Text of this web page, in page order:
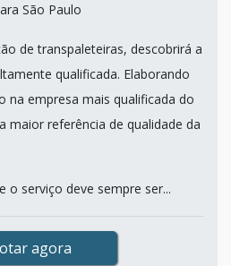
São Paulo
de transpaleteiras, descobrirá a
qualificada. Elaborando
na empresa mais qualificada do
maior referência de qualidade da
o serviço deve sempre ser...
agora